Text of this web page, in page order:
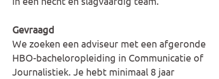
Gevraagd
We zoeken een adviseur met een afgeronde
HBO-bacheloropleiding in Communicatie of
Journalistiek. Je hebt minimaal 8 jaar